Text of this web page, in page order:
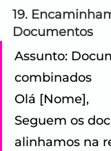
19.
Documentos
Assunto:
combinados
Olá [Nome],
Seguem os
alinhamos na